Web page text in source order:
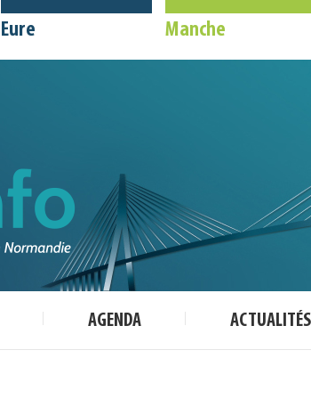
Eure Manche
AGENDA ACTUALITÉS